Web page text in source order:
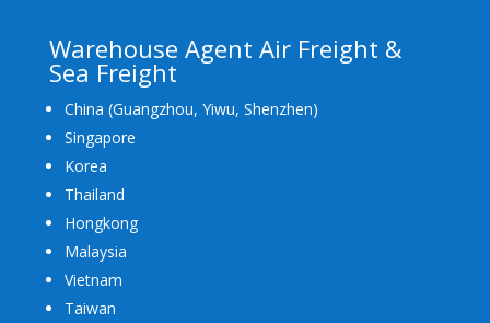
Warehouse Agent Air Freight &
Sea Freight
China (Guangzhou, Yiwu, Shenzhen)
Singapore
Korea
Thailand
Hongkong
Malaysia
Vietnam
Taiwan